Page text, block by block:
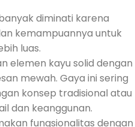
diminati karena
kemampuannya untuk
luas.
elemen kayu solid dengan
mewah. Gaya ini sering
konsep tradisional atau
dan keanggunan.
fungsionalitas dengan